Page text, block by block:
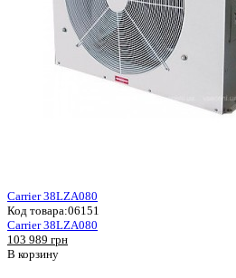
Carrier 38LZA080
Код товара:06151
Carrier 38LZA080
103 989 грн
В корзину